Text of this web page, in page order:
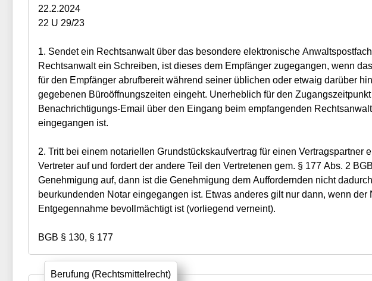
22.2.2024
22 U 29/23
1. Sendet ein Rechtsanwalt über das besondere elektronische
Rechtsanwalt ein Schreiben, ist dieses dem Empfänger zugegangen, wenn
für den Empfänger abrufbereit während seiner üblichen oder etwaig darüber
gegebenen Büroöffnungszeiten eingeht. Unerheblich für den
Benachrichtigungs-Email über den Eingang beim empfangenden
eingegangen ist.
2. Tritt bei einem notariellen Grundstückskaufvertrag für einen Vertragspartner
Vertreter auf und fordert der andere Teil den Vertretenen gem. § 177 Abs. 2
Genehmigung auf, dann ist die Genehmigung dem Auffordernden nicht
beurkundenden Notar eingegangen ist. Etwas anderes gilt nur dann, wenn der
Entgegennahme bevollmächtigt ist (vorliegend verneint).
BGB § 130, § 177
Berufung (Rechtsmittelrecht)